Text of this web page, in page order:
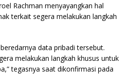
Rachman menyayangkan hal
terkait segera melakukan langkah
data pribadi tersebut.
melakukan langkah khusus untuk
tegasnya saat dikonfirmasi pada